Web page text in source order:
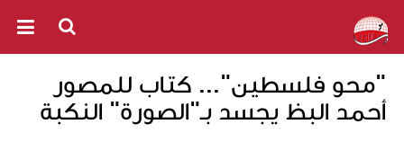
"محو فلسطين"... كتاب للمصور
أحمد البظ يجسد بـ"الصورة" النكبة